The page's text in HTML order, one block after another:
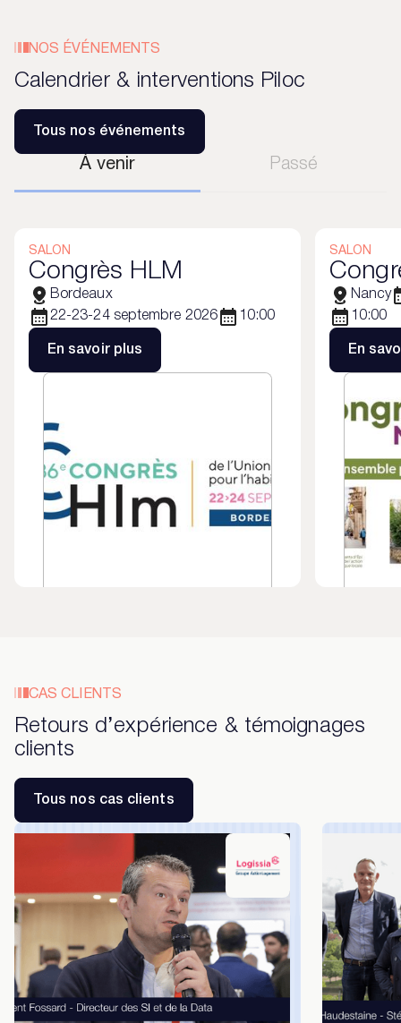
NOS ÉVÉNEMENTS
Calendrier & interventions Piloc
Tous nos événements
À venir Passé
SALON
Congrès HLM
Bordeaux
22-23-24 septembre 2026
10:00
En savoir plus
SALON
Nancy
10:00
En
CAS CLIENTS
Retours d’expérience & témoignages
clients
Tous nos cas clients